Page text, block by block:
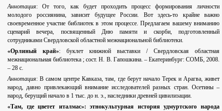
Аннотация: От того, как будет проходить процесс формирования личности
молодого россиянина, зависит будущее России. Вот здесь-то крайне важно
своевременное участие библиотек в этом процессе. Предлагаем вашему вниманию
сценарий вечера, посвященный Дню памяти и скорби, подготовленный
сотрудниками Свердловской областной межнациональной библиотеки.
«Орлиный край»: буклет книжной выставки / Свердловская областная
межнациональная библиотека ; сост. Н. В. Гапошкина. – Екатеринбург: СОМБ, 2008.
– 28 с.
Аннотация: В самом центре Кавказа, там, где берут начало Терек и Арагва, живет
народ, давно привлекающий внимание исследователей разных стран. Осетины –
народ, берущий начало в 1 тыс. до н. э., наследники древней цивилизации.
«Там, где цветет италмас»: этнокультурная история удмуртского народа